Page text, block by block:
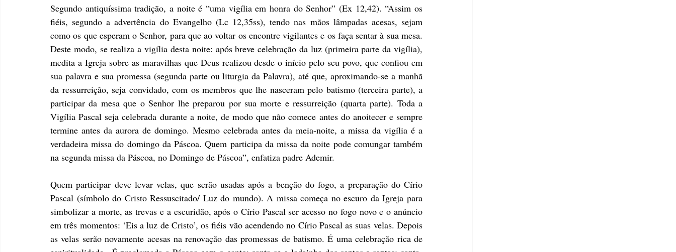
Segundo antiquíssima tradição, a noite é “uma vigília em honra do Senhor” (Ex 12,42). “Assim os
fiéis, segundo a advertência do Evangelho (Lc 12,35ss), tendo nas mãos lâmpadas acesas, sejam
como os que esperam o Senhor, para que ao voltar os encontre vigilantes e os faça sentar à sua mesa.
Deste modo, se realiza a vigília desta noite: após breve celebração da luz (primeira parte da vigília),
medita a Igreja sobre as maravilhas que Deus realizou desde o início pelo seu povo, que confiou em
sua palavra e sua promessa (segunda parte ou liturgia da Palavra), até que, aproximando-se a manhã
da ressurreição, seja convidado, com os membros que lhe nasceram pelo batismo (terceira parte), a
participar da mesa que o Senhor lhe preparou por sua morte e ressurreição (quarta parte). Toda a
Vigília Pascal seja celebrada durante a noite, de modo que não comece antes do anoitecer e sempre
termine antes da aurora de domingo. Mesmo celebrada antes da meia-noite, a missa da vigília é a
verdadeira missa do domingo da Páscoa. Quem participa da missa da noite pode comungar também
na segunda missa da Páscoa, no Domingo de Páscoa”, enfatiza padre Ademir.
Quem participar deve levar velas, que serão usadas após a benção do fogo, a preparação do Círio
Pascal (símbolo do Cristo Ressuscitado/ Luz do mundo). A missa começa no escuro da Igreja para
simbolizar a morte, as trevas e a escuridão, após o Círio Pascal ser acesso no fogo novo e o anúncio
em três momentos: ‘Eis a luz de Cristo’, os fiéis vão acendendo no Círio Pascal as suas velas. Depois
as velas serão novamente acesas na renovação das promessas de batismo. É uma celebração rica de